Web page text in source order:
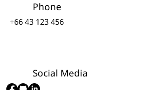
Phone
+66 43 123 456
Social Media